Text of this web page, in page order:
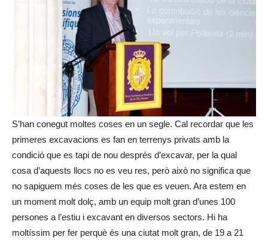
S’han conegut moltes coses en un segle. Cal recordar que les
primeres excavacions es fan en terrenys privats amb la
condició que es tapi de nou després d’excavar, per la qual
cosa d’aquests llocs no es veu res, però això no significa que
no sapiguem més coses de les que es veuen. Ara estem en
un moment molt dolç, amb un equip molt gran d’unes 100
persones a l’estiu i excavant en diversos sectors. Hi ha
moltíssim per fer perquè és una ciutat molt gran, de 19 a 21